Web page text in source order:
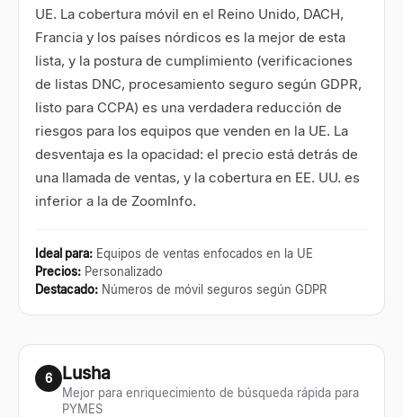
UE. La cobertura móvil en el Reino Unido, DACH,
Francia y los países nórdicos es la mejor de esta
lista, y la postura de cumplimiento (verificaciones
de listas DNC, procesamiento seguro según GDPR,
listo para CCPA) es una verdadera reducción de
riesgos para los equipos que venden en la UE. La
desventaja es la opacidad: el precio está detrás de
una llamada de ventas, y la cobertura en EE. UU. es
inferior a la de ZoomInfo.
Ideal para: Equipos de ventas enfocados en la UE
Precios: Personalizado
Destacado: Números de móvil seguros según GDPR
6 Lusha
Mejor para enriquecimiento de búsqueda rápida para
PYMES